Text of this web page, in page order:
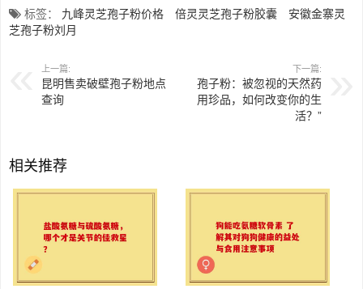
标签： 九峰灵芝孢子粉价格 倍灵灵芝孢子粉胶囊
安徽金寨灵
芝孢子粉刘月
上一篇:
昆明售卖破壁孢子粉地点
查询
下一篇:
孢子粉：被忽视的天然药
用珍品，如何改变你的生
活？”
相关推荐